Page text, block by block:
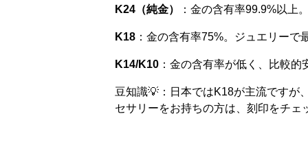
K24（純金） ：金の含有率99.9%以上
K18 ：金の含有率75%。ジュエリー
K14/K10 ：金の含有率が低く、比較
豆知識💡：日本ではK18が主流ですが
セサリーをお持ちの方は、刻印をチェ